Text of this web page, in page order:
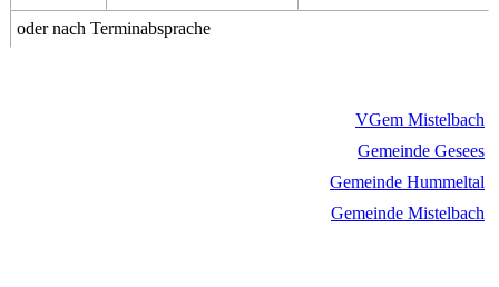
oder nach Terminabsprache
VGem Mistelbach
Gemeinde Gesees
Gemeinde Hummeltal
Gemeinde Mistelbach